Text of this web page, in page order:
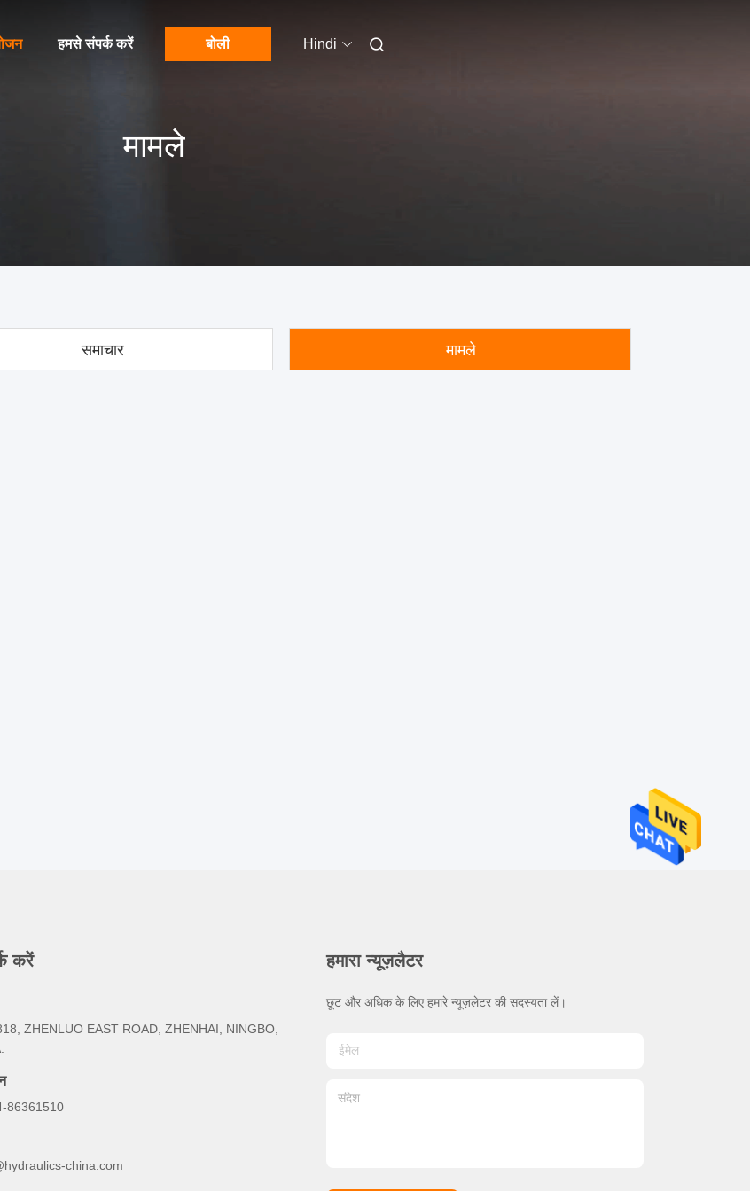
हमसे संपर्क करें बोली Hindi
मामले
समाचार मामले
करें
ZHENLUO EAST ROAD, ZHENHAI, NINGBO,
86361510
china.com
हमारा न्यूज़लैटर
छूट और अधिक के लिए हमारे न्यूज़लेटर की सदस्यता लें।